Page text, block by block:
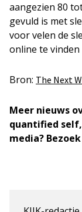
aangezien 80
gevuld is met
voor velen de
online te vinden
Bron: The Next
Meer nieuws
quantified
media?